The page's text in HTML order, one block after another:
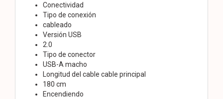
Conectividad
Tipo de conexión
cableado
Versión USB
2.0
Tipo de conector
USB-A macho
Longitud del cable cable principal
180 cm
Encendiendo